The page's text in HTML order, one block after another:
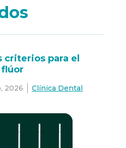
criterios para el
2026 Clínica Dental